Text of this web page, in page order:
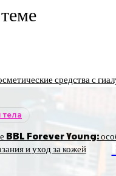
средства с
тела
BBL Forever Young:
и уход за кожей